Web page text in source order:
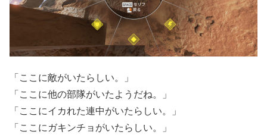
「ここに敵がいたらしい。」
「ここに他の部隊がいたようだね。」
「ここにイカれた連中がいたらしい。」
「ここにガキンチョがいたらしい。」